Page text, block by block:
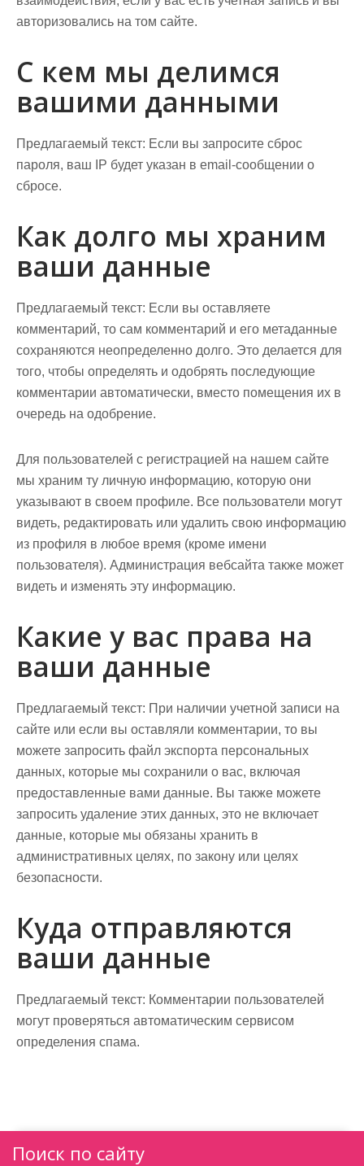
авторизовались на том сайте.
С кем мы делимся
вашими данными
Предлагаемый текст: Если вы запросите сброс
пароля, ваш IP будет указан в email-сообщении о
сбросе.
Как долго мы храним
ваши данные
Предлагаемый текст: Если вы оставляете
комментарий, то сам комментарий и его метаданные
сохраняются неопределенно долго. Это делается для
того, чтобы определять и одобрять последующие
комментарии автоматически, вместо помещения их в
очередь на одобрение.
Для пользователей с регистрацией на нашем сайте
мы храним ту личную информацию, которую они
указывают в своем профиле. Все пользователи могут
видеть, редактировать или удалить свою информацию
из профиля в любое время (кроме имени
пользователя). Администрация вебсайта также может
видеть и изменять эту информацию.
Какие у вас права на
ваши данные
Предлагаемый текст: При наличии учетной записи на
сайте или если вы оставляли комментарии, то вы
можете запросить файл экспорта персональных
данных, которые мы сохранили о вас, включая
предоставленные вами данные. Вы также можете
запросить удаление этих данных, это не включает
данные, которые мы обязаны хранить в
административных целях, по закону или целях
безопасности.
Куда отправляются
ваши данные
Предлагаемый текст: Комментарии пользователей
могут проверяться автоматическим сервисом
определения спама.
Поиск по сайту